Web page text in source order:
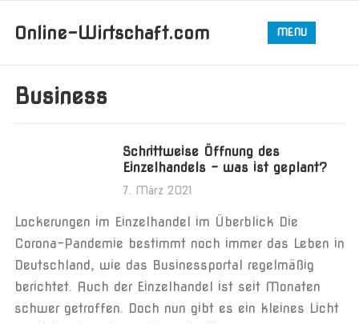
Online-Wirtschaft.com MENU
Business
Schrittweise Öffnung des
Einzelhandels – was ist geplant?
7. März 2021
Lockerungen im Einzelhandel im Überblick Die
Corona-Pandemie bestimmt noch immer das Leben in
Deutschland, wie das Businessportal regelmäßig
berichtet. Auch der Einzelhandel ist seit Monaten
schwer getroffen. Doch nun gibt es ein kleines Licht